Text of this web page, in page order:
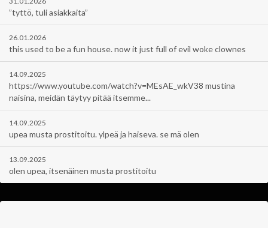
”tyttö, tuli asiakkaita”
26.01.2026
this used to be a fun house. now it just full of evil woke clownes
14.09.2025
https://www.youtube.com/watch?v=MEsAE_wkV38 mustina
naisina, meidän täytyy pitää itsemme...
14.09.2025
upea musta prostitoitu. ylpeä ja haiseva. se mä olen
13.09.2025
olen upea, itsenäinen musta prostitoitu